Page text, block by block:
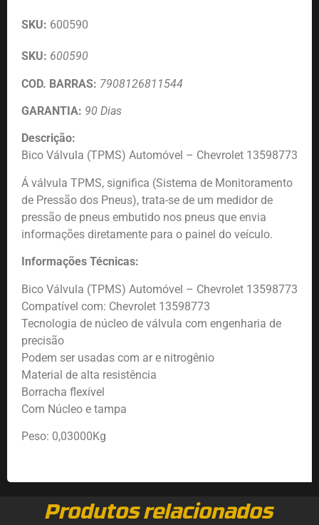
SKU: 600590
SKU: 600590
COD. BARRAS: 7908126811544
GARANTIA: 90 Dias
Descrição:
Bico Válvula (TPMS) Automóvel – Chevrolet 13598773
Á válvula TPMS, significa (Sistema de Monitoramento
de Pressão dos Pneus), trata-se de um medidor de
pressão de pneus embutido nos pneus que envia
informações diretamente para o painel do veículo.
Informações Técnicas:
Bico Válvula (TPMS) Automóvel – Chevrolet 13598773
Compatível com: Chevrolet 13598773
Tecnologia de núcleo de válvula com engenharia de
precisão
Podem ser usadas com ar e nitrogênio
Material de alta resistência
Borracha flexível
Com Núcleo e tampa
Peso: 0,03000Kg
Produtos relacionados